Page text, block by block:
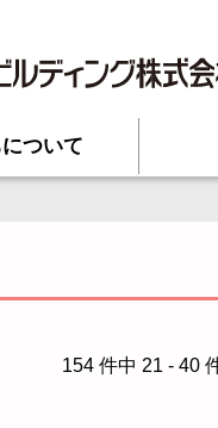
ついて
154 件中 21 - 40